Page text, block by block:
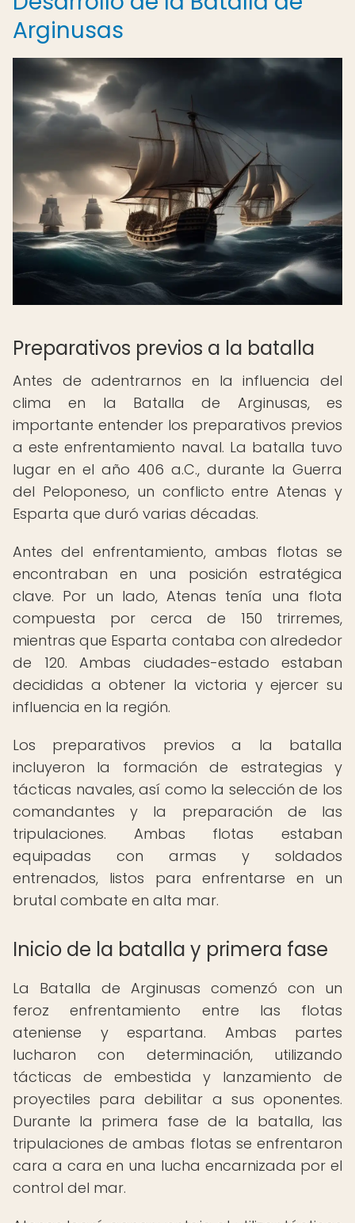
Arginusas
Preparativos previos a la batalla
Antes de adentrarnos en la influencia del
clima en la Batalla de Arginusas, es
importante entender los preparativos previos
a este enfrentamiento naval. La batalla tuvo
lugar en el año 406 a.C., durante la Guerra
del Peloponeso, un conflicto entre Atenas y
Esparta que duró varias décadas.
Antes del enfrentamiento, ambas flotas se
encontraban en una posición estratégica
clave. Por un lado, Atenas tenía una flota
compuesta por cerca de 150 trirremes,
mientras que Esparta contaba con alrededor
de 120. Ambas ciudades-estado estaban
decididas a obtener la victoria y ejercer su
influencia en la región.
Los preparativos previos a la batalla
incluyeron la formación de estrategias y
tácticas navales, así como la selección de los
comandantes y la preparación de las
tripulaciones. Ambas flotas estaban
equipadas con armas y soldados
entrenados, listos para enfrentarse en un
brutal combate en alta mar.
Inicio de la batalla y primera fase
La Batalla de Arginusas comenzó con un
feroz enfrentamiento entre las flotas
ateniense y espartana. Ambas partes
lucharon con determinación, utilizando
tácticas de embestida y lanzamiento de
proyectiles para debilitar a sus oponentes.
Durante la primera fase de la batalla, las
tripulaciones de ambas flotas se enfrentaron
cara a cara en una lucha encarnizada por el
control del mar.